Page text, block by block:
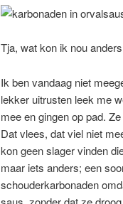
Tja, wat kon ik nou
Ik ben vandaag niet
lekker uitrusten leek me
mee en gingen op pad.
Dat vlees, dat viel niet
kon geen slager vinden
maar iets anders; een
schouderkarbonaden